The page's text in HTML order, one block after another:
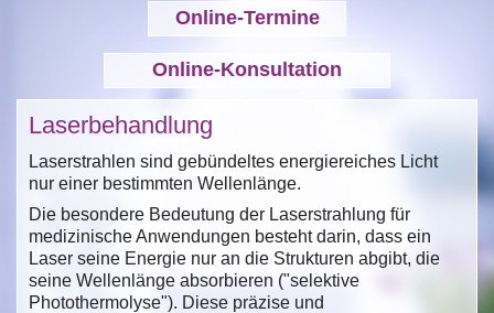
Online-Termine
Online-Konsultation
Laserbehandlung
Laserstrahlen sind gebündeltes energiereiches Licht
nur einer bestimmten Wellenlänge.
Die besondere Bedeutung der Laserstrahlung für
medizinische Anwendungen besteht darin, dass ein
Laser seine Energie nur an die Strukturen abgibt, die
seine Wellenlänge absorbieren ("selektive
Photothermolyse"). Diese präzise und